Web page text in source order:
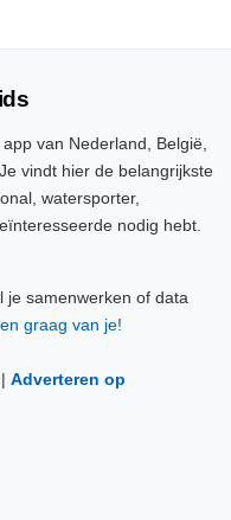
van Nederland, België,
vindt hier de belangrijkste
watersporter,
nodig hebt.
je samenwerken of data
graag van je!
| Adverteren op